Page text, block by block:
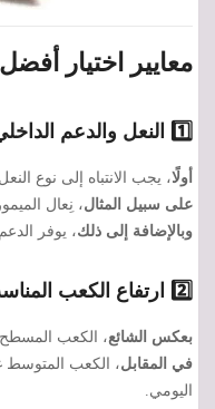
معايير اختيار
1️⃣ النعل والدعم الداخلي
أولًا، يجب الانتباه إلى نوع
على سبيل المثال، نِعال
وبالإضافة إلى ذلك، يوفر
2️⃣ ارتفاع الكعب المناسب
بعكس الشائع، الكعب المسطح
في المقابل، الكعب المتوسط
اليومي.